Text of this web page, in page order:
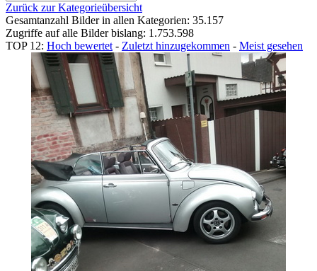
Zurück zur Kategorieübersicht
Gesamtanzahl Bilder in allen Kategorien: 35.157
Zugriffe auf alle Bilder bislang: 1.753.598
TOP 12: Hoch bewertet - Zuletzt hinzugekommen - Meist gesehen